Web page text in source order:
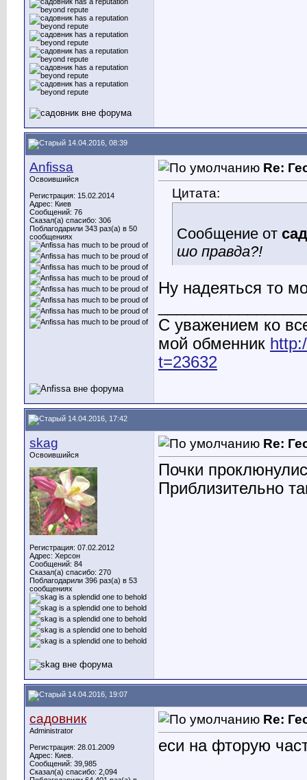
14.04.2016, 08:39
Anfissa
Освоившийся
Регистрация: 15.02.2014
Адрес: Киев
Сообщений: 76
Сказал(а) спасибо: 306
Поблагодарили 343 раз(а) в 50
сообщениях
Re:
Цитата:
Сообщение от
шо правда?!
Ну надеяться то
С уважением ко
мой обменник
t=23632
14.04.2016, 17:42
skag
Освоившийся
Регистрация: 07.02.2012
Адрес: Херсон
Сообщений: 84
Сказал(а) спасибо: 270
Поблагодарили 396 раз(а) в 53
сообщениях
Re:
Почки
Приблизительно
14.04.2016, 19:07
садовник
Administrator
Регистрация: 28.01.2009
Адрес: Киев.
Сообщений: 39,985
Сказал(а) спасибо: 2,094
Re:
еси на фторую